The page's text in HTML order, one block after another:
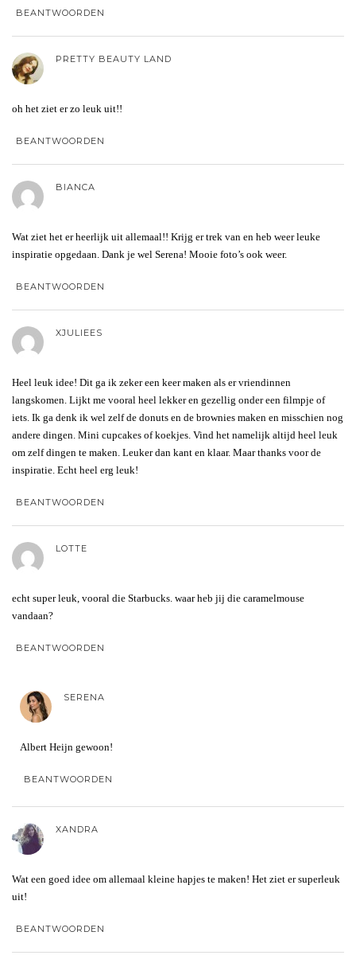
BEANTWOORDEN
PRETTY BEAUTY LAND
oh het ziet er zo leuk uit!!
BEANTWOORDEN
BIANCA
Wat ziet het er heerlijk uit allemaal!! Krijg er trek van en heb weer leuke
inspiratie opgedaan. Dank je wel Serena! Mooie foto’s ook weer.
BEANTWOORDEN
XJULIEES
Heel leuk idee! Dit ga ik zeker een keer maken als er vriendinnen
langskomen. Lijkt me vooral heel lekker en gezellig onder een filmpje of
iets. Ik ga denk ik wel zelf de donuts en de brownies maken en misschien nog
andere dingen. Mini cupcakes of koekjes. Vind het namelijk altijd heel leuk
om zelf dingen te maken. Leuker dan kant en klaar. Maar thanks voor de
inspiratie. Echt heel erg leuk!
BEANTWOORDEN
LOTTE
echt super leuk, vooral die Starbucks. waar heb jij die caramelmouse
vandaan?
BEANTWOORDEN
SERENA
Albert Heijn gewoon!
BEANTWOORDEN
XANDRA
Wat een goed idee om allemaal kleine hapjes te maken! Het ziet er superleuk
uit!
BEANTWOORDEN